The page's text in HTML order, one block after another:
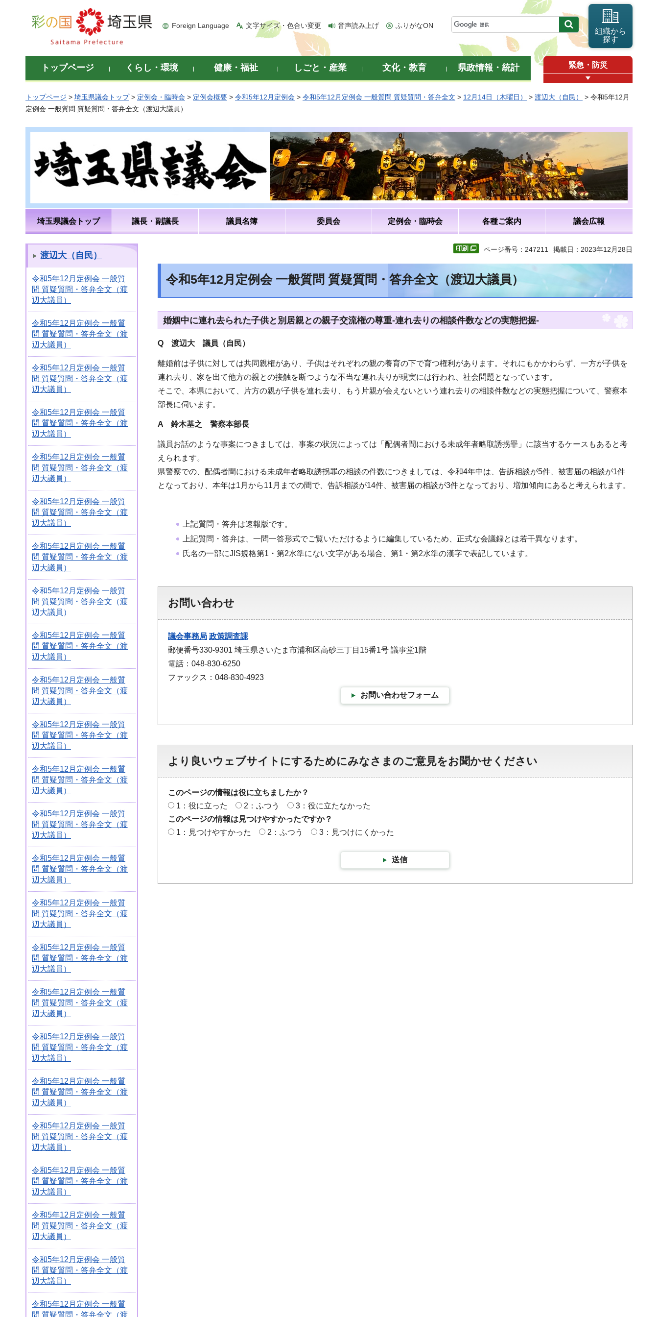
彩の国 埼玉県
Foreign Language 文字サイズ・色合い変更 音声読み上げ ふりがなON
組織から
探す
トップページ くらし・環境 健康・福祉 しごと・産業 文化・教育 県政情報・統計 緊急・防災
トップページ > 埼玉県議会トップ> 定例会・臨時会 > 定例会概要 > 令和5年12月定例会 > 令和5年12月定例会 一般質問 質疑質問・答弁全文 > 12月14日（木曜日） > 渡辺大（自民）
> 令和5年12月
定例会 一般質問 質疑質問・答弁全文（渡辺大議員）
埼玉県議会トップ 議長・副議長 議員名簿 委員会 定例会・臨時会 各種ご案内 議会広報
渡辺大（自民）
令和5年12月定例会 一般質
問 質疑質問・答弁全文（渡
辺大議員）
令和5年12月定例会 一般質
問 質疑質問・答弁全文（渡
辺大議員）
令和5年12月定例会 一般質
問 質疑質問・答弁全文（渡
辺大議員）
令和5年12月定例会 一般質
問 質疑質問・答弁全文（渡
辺大議員）
令和5年12月定例会 一般質
問 質疑質問・答弁全文（渡
辺大議員）
令和5年12月定例会 一般質
問 質疑質問・答弁全文（渡
辺大議員）
令和5年12月定例会 一般質
問 質疑質問・答弁全文（渡
辺大議員）
令和5年12月定例会 一般質
問 質疑質問・答弁全文（渡
辺大議員）
令和5年12月定例会 一般質
問 質疑質問・答弁全文（渡
辺大議員）
令和5年12月定例会 一般質
問 質疑質問・答弁全文（渡
辺大議員）
令和5年12月定例会 一般質
問 質疑質問・答弁全文（渡
辺大議員）
令和5年12月定例会 一般質
問 質疑質問・答弁全文（渡
辺大議員）
令和5年12月定例会 一般質
問 質疑質問・答弁全文（渡
辺大議員）
令和5年12月定例会 一般質
問 質疑質問・答弁全文（渡
辺大議員）
令和5年12月定例会 一般質
問 質疑質問・答弁全文（渡
辺大議員）
令和5年12月定例会 一般質
問 質疑質問・答弁全文（渡
辺大議員）
令和5年12月定例会 一般質
問 質疑質問・答弁全文（渡
辺大議員）
令和5年12月定例会 一般質
問 質疑質問・答弁全文（渡
辺大議員）
令和5年12月定例会 一般質
問 質疑質問・答弁全文（渡
辺大議員）
令和5年12月定例会 一般質
問 質疑質問・答弁全文（渡
辺大議員）
令和5年12月定例会 一般質
問 質疑質問・答弁全文（渡
辺大議員）
令和5年12月定例会 一般質
問 質疑質問・答弁全文（渡
辺大議員）
令和5年12月定例会 一般質
問 質疑質問・答弁全文（渡
辺大議員）
令和5年12月定例会 一般質
問 質疑質問・答弁全文（渡
ページ番号：247211 掲載日：2023年12月28日
令和5年12月定例会 一般質問 質疑質問・答弁全文（渡辺大議員）
婚姻中に連れ去られた子供と別居親との親子交流権の尊重-連れ去りの相談件数などの実態把握-
Q 渡辺大 議員（自民）
離婚前は子供に対しては共同親権があり、子供はそれぞれの親の養育の下で育つ権利があります。それにもかかわらず、一方が子供を
連れ去り、家を出て他方の親との接触を断つような不当な連れ去りが現実には行われ、社会問題となっています。
そこで、本県において、片方の親が子供を連れ去り、もう片親が会えないという連れ去りの相談件数などの実態把握について、警察本
部長に伺います。
A 鈴木基之 警察本部長
議員お話のような事案につきましては、事案の状況によっては「配偶者間における未成年者略取誘拐罪」に該当するケースもあると考
えられます。
県警察での、配偶者間における未成年者略取誘拐罪の相談の件数につきましては、令和4年中は、告訴相談が5件、被害届の相談が1件
となっており、本年は1月から11月までの間で、告訴相談が14件、被害届の相談が3件となっており、増加傾向にあると考えられます。
上記質問・答弁は速報版です。
上記質問・答弁は、一問一答形式でご覧いただけるように編集しているため、正式な会議録とは若干異なります。
氏名の一部にJIS規格第1・第2水準にない文字がある場合、第1・第2水準の漢字で表記しています。
お問い合わせ
議会事務局 政策調査課
郵便番号330-9301 埼玉県さいたま市浦和区高砂三丁目15番1号 議事堂1階
電話：048-830-6250
ファックス：048-830-4923
お問い合わせフォーム
より良いウェブサイトにするためにみなさまのご意見をお聞かせください
このページの情報は役に立ちましたか？
1：役に立った
2：ふつう
3：役に立たなかった
このページの情報は見つけやすかったですか？
1：見つけやすかった
2：ふつう 3：見つけにくかった
送信